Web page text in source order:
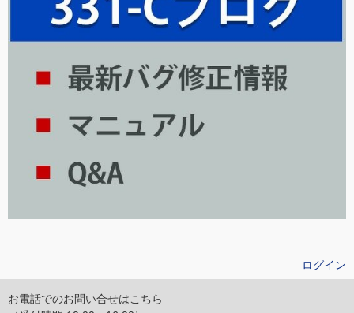
ログイン
お電話でのお問い合せはこちら